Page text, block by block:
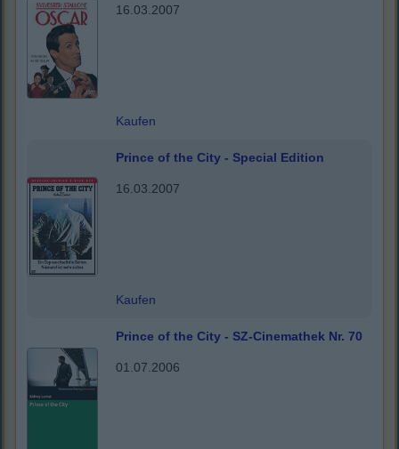
16.03.2007
Kaufen
Prince of the City - Special Edition
16.03.2007
Kaufen
Prince of the City - SZ-Cinemathek Nr. 70
01.07.2006